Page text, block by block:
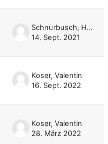
Schnurbusch, Harald
14. Sept. 2021
Koser, Valentin
16. Sept. 2022
Koser, Valentin
28. März 2022